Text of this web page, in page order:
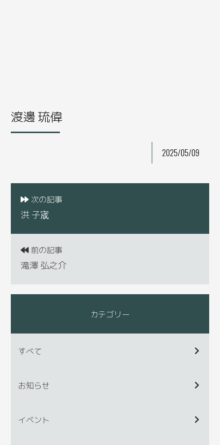
渡邊 琉偉
2025/05/09
次の記事
洪 子宬
前の記事
滝澤 弘之介
カテゴリー
すべて
お知らせ
イベント